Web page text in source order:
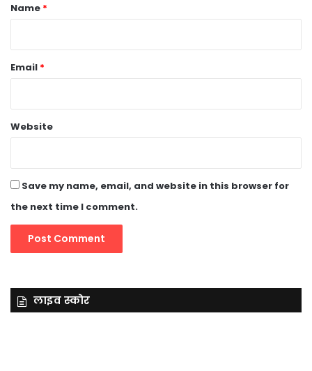
*
Name *
Email *
Website
Save my name, email, and website in this browser for
the next time I comment.
लाइव स्कोर